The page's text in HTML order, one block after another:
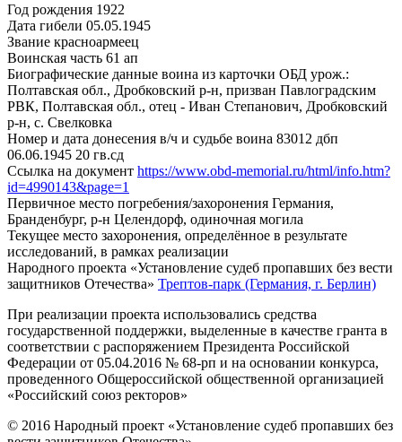
Год рождения 1922
Дата гибели 05.05.1945
Звание красноармеец
Воинская часть 61 ап
Биографические данные воина из карточки ОБД урож.:
Полтавская обл., Дробковский р-н, призван Павлоградским
РВК, Полтавская обл., отец - Иван Степанович, Дробковский
р-н, с. Свелковка
Номер и дата донесения в/ч и судьбе воина 83012 дбп
06.06.1945 20 гв.сд
Ссылка на документ https://www.obd-memorial.ru/html/info.htm?
id=4990143&page=1
Первичное место погребения/захоронения Германия,
Бранденбург, р-н Целендорф, одиночная могила
Текущее место захоронения, определённое в результате
исследований, в рамках реализации
Народного проекта «Установление судеб пропавших без вести
защитников Отечества» Трептов-парк (Германия, г. Берлин)
При реализации проекта использовались средства
государственной поддержки, выделенные в качестве гранта в
соответствии с распоряжением Президента Российской
Федерации от 05.04.2016 № 68-рп и на основании конкурса,
проведенного Общероссийской общественной организацией
«Российский союз ректоров»
© 2016 Народный проект «Установление судеб пропавших без